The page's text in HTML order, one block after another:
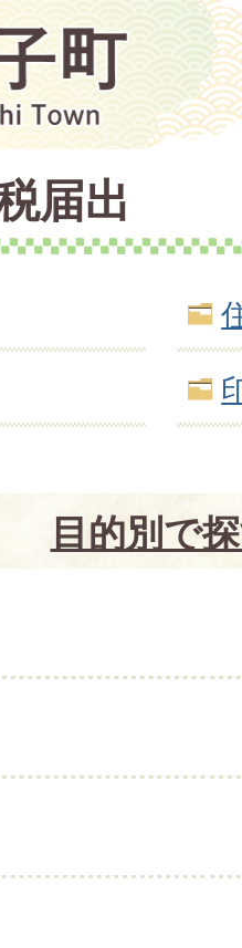
届出
目的別で